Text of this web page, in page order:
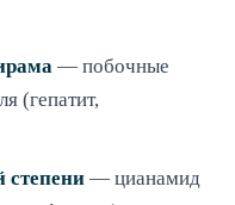
— побочные
(гепатит,
степени — цианамид